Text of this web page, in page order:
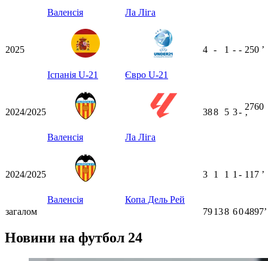
Валенсія Ла Ліга
2025
Іспанія U-21 Євро U-21
4 - 1 - - 250 ʼ
2024/2025
Валенсія Ла Ліга
388 5 3-
2760
ʼ
2024/2025
Валенсія Копа Дель Рей
3 1 1 1 - 117 ʼ
загалом 79138 604897ʼ
Новини на футбол 24